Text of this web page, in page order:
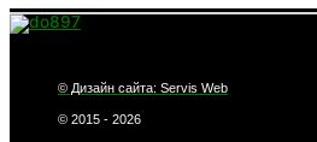
© Дизайн сайта: Servis Web
© 2015 - 2026